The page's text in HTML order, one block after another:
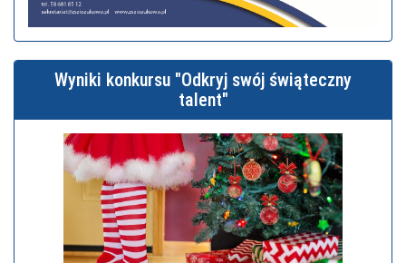
Wyniki konkursu "Odkryj swój świąteczny
talent"